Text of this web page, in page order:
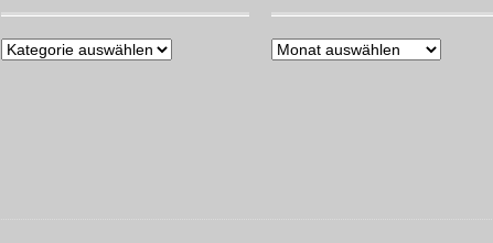
Kategorien Archiv